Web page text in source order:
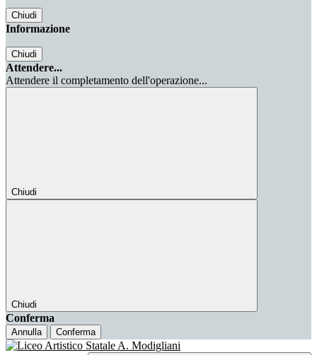
Chiudi
Informazione
Chiudi
Attendere...
Attendere il completamento dell'operazione...
Chiudi
Chiudi
Conferma
Annulla Conferma